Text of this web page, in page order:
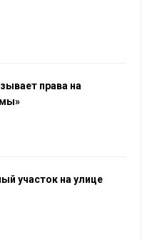
права на
участок на улице